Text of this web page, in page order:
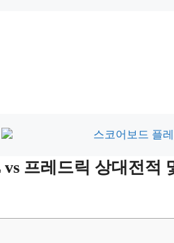
프레드릭 상대전적